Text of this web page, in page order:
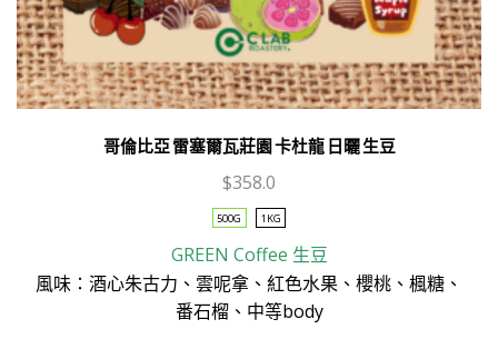
哥倫比亞 雷塞爾瓦莊園 卡杜龍 日曬 生豆
$358.0
500G 1KG
GREEN Coffee 生豆
風味：酒心朱古力、雲呢拿、紅色水果、櫻桃、楓糖、
番石榴、中等body
This